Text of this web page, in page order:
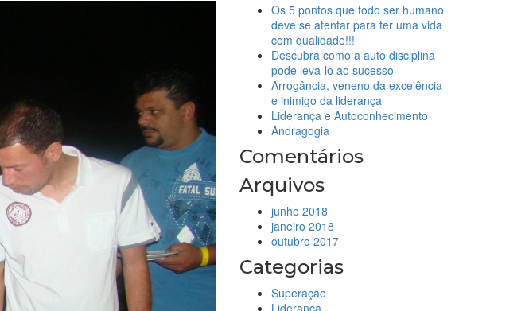
Os 5 pontos que todo ser humano
deve se atentar para ter uma vida
com qualidade!!!
Descubra como a auto disciplina
pode leva-lo ao sucesso
Arrogância, veneno da excelência
e inimigo da liderança
Liderança e Autoconhecimento
Andragogia
Comentários
Arquivos
junho 2018
janeiro 2018
outubro 2017
Categorias
Superação
Liderança